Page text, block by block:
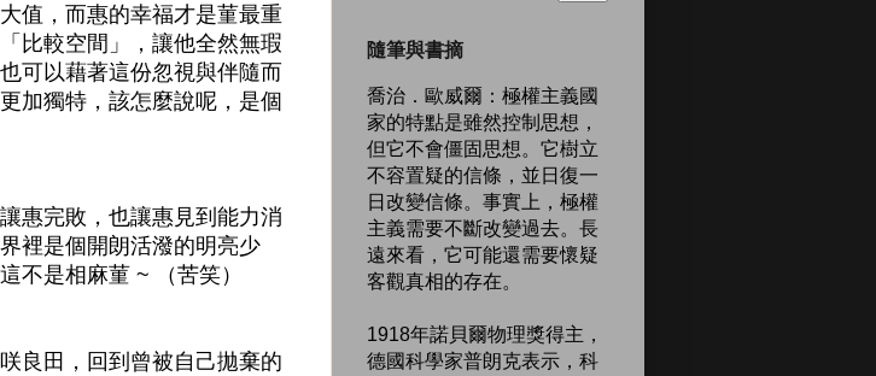
值，而惠的幸福才是菫最重
比較空間」，讓他全然無瑕
可以藉著這份忽視與伴隨而
加獨特，該怎麼說呢，是個
惠完敗，也讓惠見到能力消
裡是個開朗活潑的明亮少
不是相麻菫 ~ （苦笑）
良田，回到曾被自己拋棄的
隨筆與書摘
喬治．歐威爾：極權主義國
家的特點是雖然控制思想，
但它不會僵固思想。它樹立
不容置疑的信條，並日復一
日改變信條。事實上，極權
主義需要不斷改變過去。長
遠來看，它可能還需要懷疑
客觀真相的存在。
1918年諾貝爾物理獎得主，
德國科學家普朗克表示，科